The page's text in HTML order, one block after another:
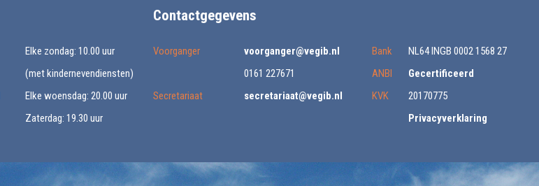
Elke zondag: 10.00 uur
(met kindernevendiensten)
Elke woensdag: 20.00 uur
Zaterdag: 19.30 uur
Contactgegevens
Voorganger
voorganger@vegib.nl
0161 227671
Secretariaat
secretariaat@vegib.nl
Bank
NL64 INGB 0002 1568 27
ANBI
Gecertificeerd
KVK
20170775
Privacyverklaring